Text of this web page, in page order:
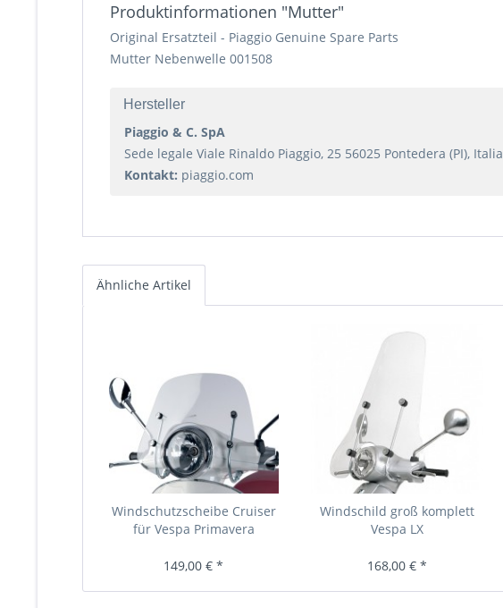
Produktinformationen "Mutter"
Original Ersatzteil - Piaggio Genuine Spare Parts
Mutter Nebenwelle 001508
Hersteller
Piaggio & C. SpA
Sede legale Viale Rinaldo Piaggio, 25 56025 Pontedera (PI), Italia
Kontakt: piaggio.com
Ähnliche Artikel
Windschutzscheibe Cruiser
für Vespa Primavera
149,00 € *
Windschild groß komplett
Vespa LX
168,00 € *